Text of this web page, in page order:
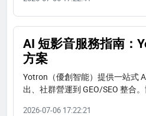
AI 短影音服務指南：
方案
Yotron（優創智能）提供一站式
出、社群營運到 GEO/SEO 整合
2026-07-06 17:22:21